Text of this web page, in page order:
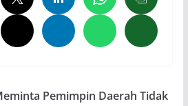
Pemimpin Daerah Tidak